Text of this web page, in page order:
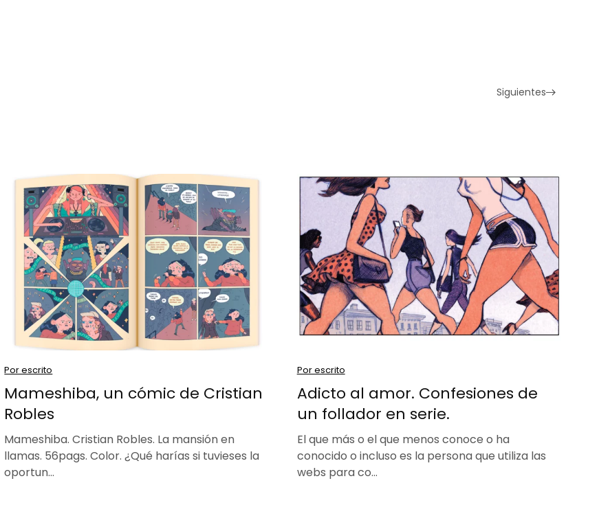
Siguientes
Por escrito
Mameshiba, un cómic de Cristian
Robles
Mameshiba. Cristian Robles. La mansión en
llamas. 56pags. Color. ¿Qué harías si tuvieses la
oportun…
Por escrito
Adicto al amor. Confesiones de
un follador en serie.
El que más o el que menos conoce o ha
conocido o incluso es la persona que utiliza las
webs para co…